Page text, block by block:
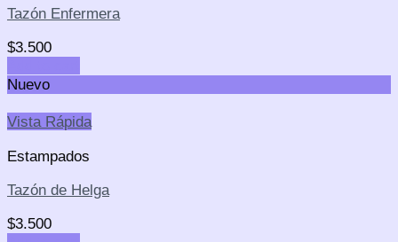
Tazón Enfermera
$3.500
Nuevo
Vista Rápida
Estampados
Tazón de Helga
$3.500